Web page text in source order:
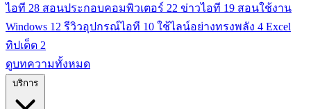
ไอที 28 สอนประกอบคอมพิวเตอร์ 22 ข่าวไอที 19 สอนใช้งาน
Windows 12 รีวิวอุปกรณ์ไอที 10 ใช้ไลน์อย่างทรงพลัง 4 Excel
ทิปเด็ด 2
ดูบทความทั้งหมด
บริการ